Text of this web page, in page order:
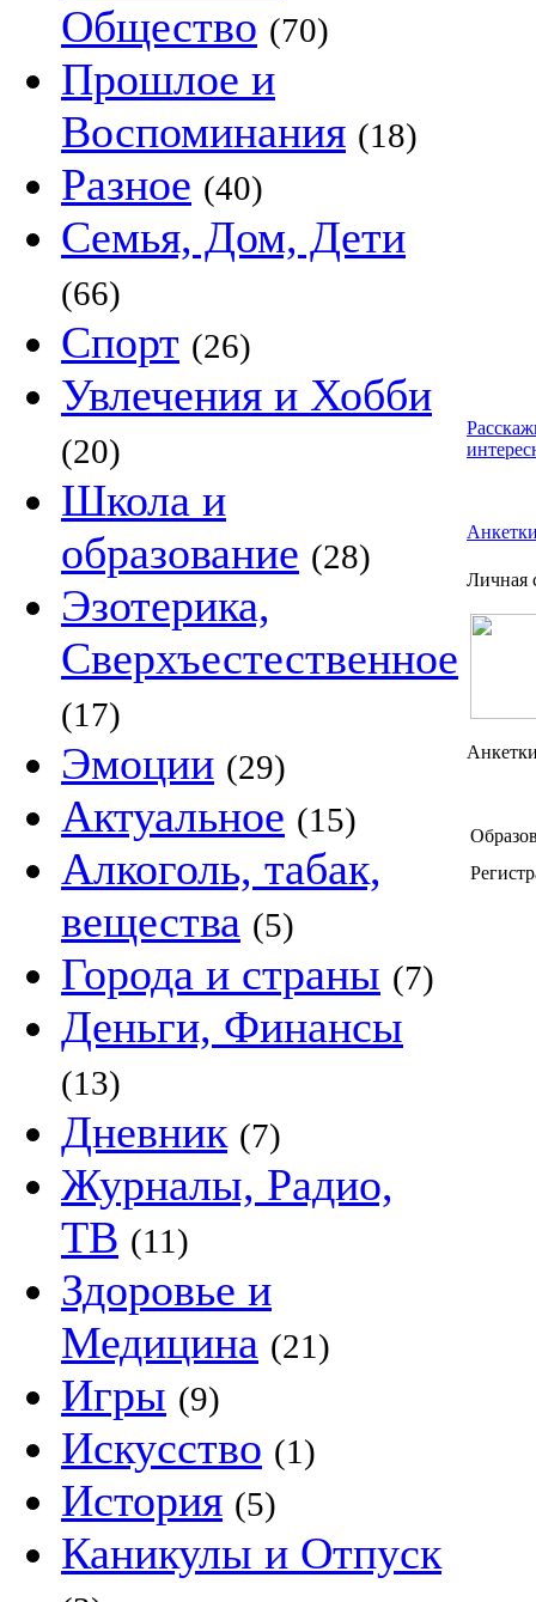
Общество (70)
Прошлое и
Воспоминания (18)
Разное (40)
Семья, Дом, Дети
(66)
Спорт (26)
Увлечения и Хобби
(20)
Школа и
образование (28)
Эзотерика,
Сверхъестественное
(17)
Эмоции (29)
Актуальное (15)
Алкоголь, табак,
вещества (5)
Города и страны (7)
Деньги, Финансы
(13)
Дневник (7)
Журналы, Радио,
ТВ (11)
Здоровье и
Медицина (21)
Игры (9)
Искусство (1)
История (5)
Каникулы и Отпуск
Личная